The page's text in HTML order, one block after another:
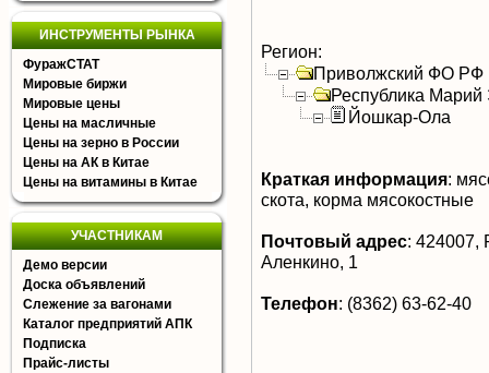
ИНСТРУМЕНТЫ РЫНКА
ФуражСТАТ
Мировые биржи
Мировые цены
Цены на масличные
Цены на зерно в России
Цены на АК в Китае
Цены на витамины в Китае
УЧАСТНИКАМ
Демо версии
Доска объявлений
Слежение за вагонами
Каталог предприятий АПК
Подписка
Прайс-листы
Регион:
Приволжский ФО РФ
Республика Марий
Йошкар-Ола
Краткая информация:
скота, корма мясокостные
Почтовый адрес: 424007,
Аленкино, 1
Телефон: (8362) 63-62-40